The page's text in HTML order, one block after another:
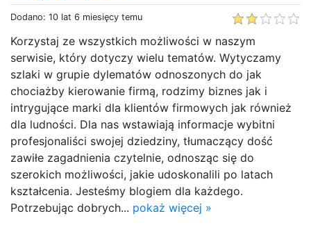
Dodano: 10 lat 6 miesięcy temu
Korzystaj ze wszystkich możliwości w naszym
serwisie, który dotyczy wielu tematów. Wytyczamy
szlaki w grupie dylematów odnoszonych do jak
chociażby kierowanie firmą, rodzimy biznes jak i
intrygujące marki dla klientów firmowych jak również
dla ludności. Dla nas wstawiają informacje wybitni
profesjonaliści swojej dziedziny, tłumaczący dość
zawiłe zagadnienia czytelnie, odnosząc się do
szerokich możliwości, jakie udoskonalili po latach
kształcenia. Jesteśmy blogiem dla każdego.
Potrzebując dobrych... pokaż więcej »